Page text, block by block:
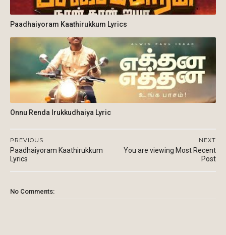
Paadhaiyoram Kaathirukkum Lyrics
Onnu Renda Irukkudhaiya Lyric
NEXT
You are viewing Most Recent
Post
PREVIOUS
Paadhaiyoram Kaathirukkum
Lyrics
No Comments: